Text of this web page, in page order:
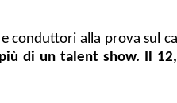
conduttori alla prova sul
di un talent show. Il